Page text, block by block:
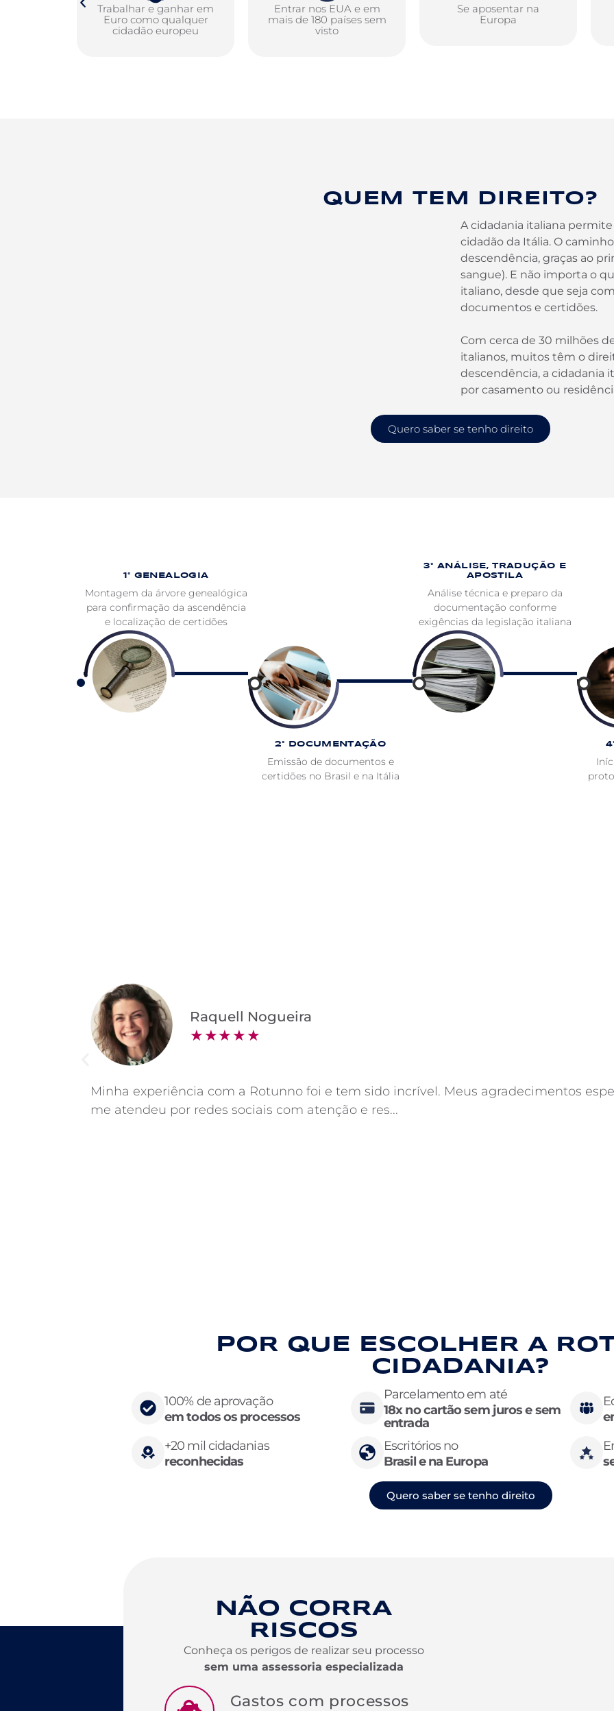
Trabalhar e ganhar em
Euro como qualquer
cidadão europeu
Entrar nos EUA e em
mais de 180 países sem
visto
Se aposentar na
Europa
QUEM TEM DIREITO?
A cidadania italiana
cidadão da Itália. O
descendência, graças ao
sangue). E não importa o
italiano, desde que seja
documentos e certidões.
Com cerca de 30 milhões
italianos, muitos têm o
descendência, a cidadania
por casamento ou
Quero saber se tenho direito
1° GENEALOGIA
Montagem da árvore genealógica
para confirmação da ascendência
e localização de certidões
2° DOCUMENTAÇÃO
Emissão de documentos e
certidões no Brasil e na Itália
3° ANÁLISE, TRADUÇÃO E
APOSTILA
Análise técnica e preparo da
documentação conforme
exigências da legislação italiana
Minha experiência com a Rotunno foi e tem sido incrível. Meus agradecimentos
me atendeu por redes sociais com atenção e res...
Raquell Nogueira
★★★★★
POR QUE ESCOLHER A
CIDADANIA?
100% de aprovação
em todos os processos
Parcelamento em até
18x no cartão sem juros e sem
entrada
+20 mil cidadanias
reconhecidas
Escritórios no
Brasil e na Europa
Quero saber se tenho direito
NÃO CORRA
RISCOS
Conheça os perigos de realizar seu processo
sem uma assessoria especializada
Gastos com processos